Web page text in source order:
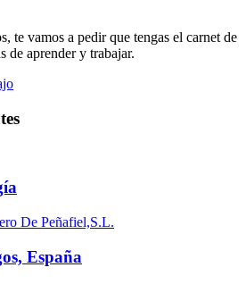
te vamos a pedir que tengas el carnet de
de aprender y trabajar.
De Peñafiel,S.L.
España